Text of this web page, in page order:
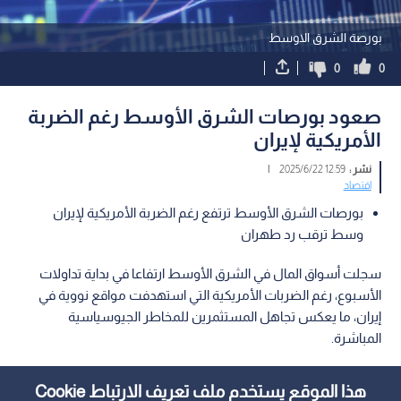
هذا الموقع يستخدم ملف تعريف الارتباط Cookie
بورصة الشرق الاوسط
0
0
صعود بورصات الشرق الأوسط رغم الضربة
الأمريكية لإيران
نشر :12:59 2025/6/22
|
اقتصاد
بورصات الشرق الأوسط ترتفع رغم الضربة الأمريكية لإيران
وسط ترقب رد طهران
سجلت أسواق المال في الشرق الأوسط ارتفاعا في بداية تداولات
الأسبوع، رغم الضربات الأمريكية التي استهدفت مواقع نووية في
إيران، ما يعكس تجاهل المستثمرين للمخاطر الجيوسياسية
المباشرة.